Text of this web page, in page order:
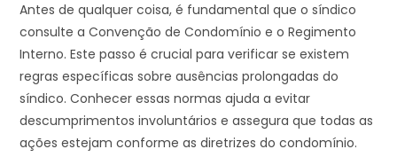
Antes de qualquer coisa, é fundamental que o síndico
consulte a Convenção de Condomínio e o Regimento
Interno. Este passo é crucial para verificar se existem
regras específicas sobre ausências prolongadas do
síndico. Conhecer essas normas ajuda a evitar
descumprimentos involuntários e assegura que todas as
ações estejam conforme as diretrizes do condomínio.